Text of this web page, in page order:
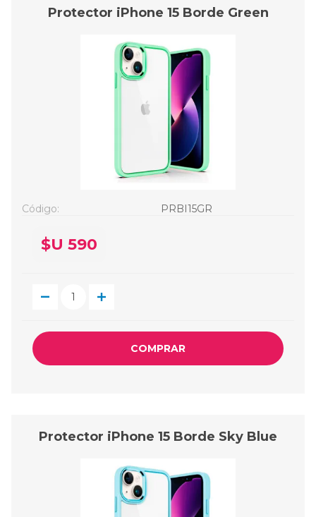
Protector iPhone 15 Borde Green
Código: PRBI15GR
$U 590
COMPRAR
Protector iPhone 15 Borde Sky Blue